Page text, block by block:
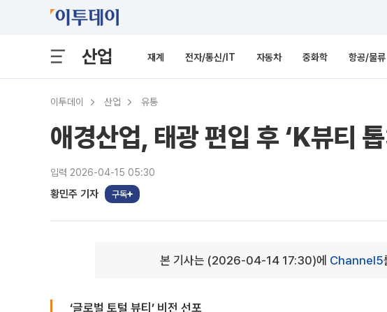
산업 재계 전자/통신/IT 자동차 중화학 항공/물류
이투데이 산업 유통
애경산업, 태광 편입 후 ‘K뷰티
입력 2026-04-15 05:30
황민주 기자 구독
본 기사는 (2026-04-14 17:30)에 Channel5
‘글로벌 토털 뷰티’ 비전 선포